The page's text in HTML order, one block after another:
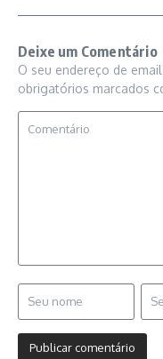
Deixe um Comentário
O seu endereço de
obrigatórios marcados